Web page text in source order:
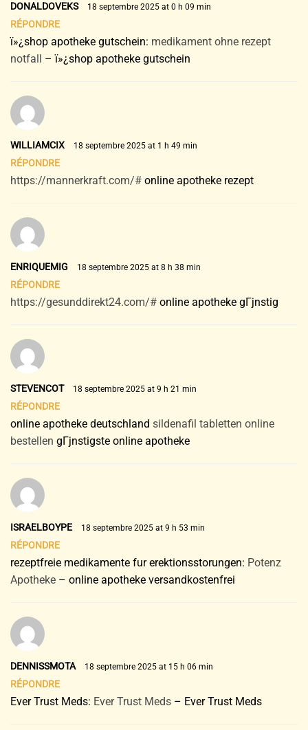
DONALDOVEKS 18 septembre 2025 at 0 h 09 min
RÉPONDRE
ï»¿shop apotheke gutschein: medikament ohne rezept
notfall
– ï»¿shop apotheke gutschein
WILLIAMCIX 18 septembre 2025 at 1 h 49 min
RÉPONDRE
https://mannerkraft.com/# online apotheke rezept
ENRIQUEMIG 18 septembre 2025 at 8 h 38 min
RÉPONDRE
https://gesunddirekt24.com/# online apotheke gГјnstig
STEVENCOT 18 septembre 2025 at 9 h 21 min
RÉPONDRE
online apotheke deutschland sildenafil tabletten online
bestellen gГјnstigste online apotheke
ISRAELBOYPE 18 septembre 2025 at 9 h 53 min
RÉPONDRE
rezeptfreie medikamente fur erektionsstorungen: Potenz
Apotheke – online apotheke versandkostenfrei
DENNISSMOTA 18 septembre 2025 at 15 h 06 min
RÉPONDRE
Ever Trust Meds: Ever Trust Meds – Ever Trust Meds